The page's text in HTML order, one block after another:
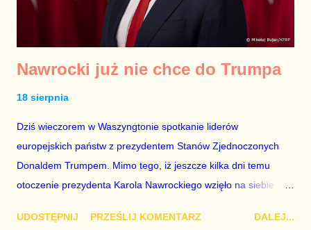
Nawrocki już nie chce do Trumpa
18 sierpnia
Dziś wieczorem w Waszyngtonie spotkanie liderów
europejskich państw z prezydentem Stanów Zjednoczonych
Donaldem Trumpem. Mimo tego, iż jeszcze kilka dni temu
otoczenie prezydenta Karola Nawrockiego wzięło na siebie
życzeniem Waszyngtonu), dziś Pałac Prezydencki nie ma
UDOSTĘPNIJ PRZEŚLIJ KOMENTARZ DALEJ...